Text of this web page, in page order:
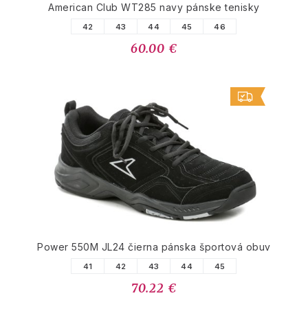
American Club WT285 navy pánske tenisky
42 43 44 45 46
60.00 €
Power 550M JL24 čierna pánska športová obuv
41 42 43 44 45
70.22 €